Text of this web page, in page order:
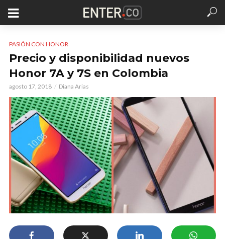
PASIÓN CON HONOR
Precio y disponibilidad nuevos
Honor 7A y 7S en Colombia
agosto 17, 2018 Diana Arias